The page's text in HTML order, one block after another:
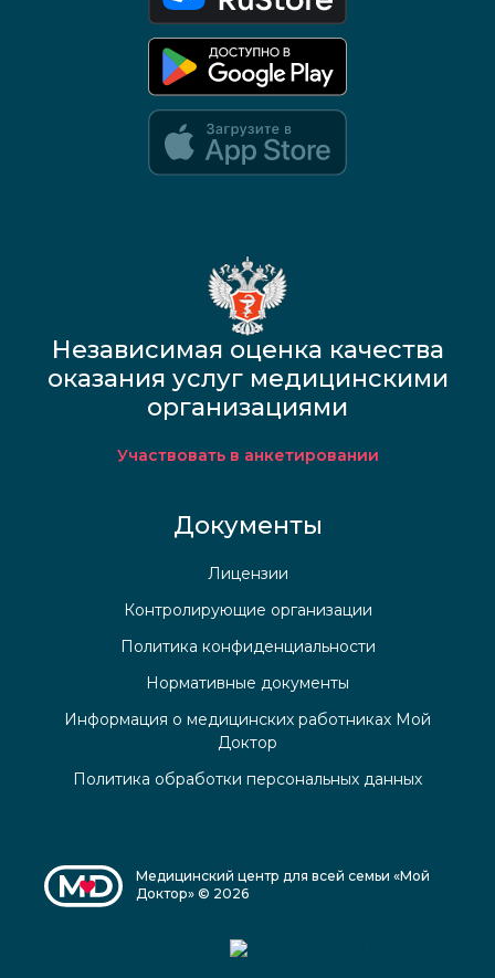
Независимая оценка качества
оказания услуг медицинскими
организациями
Участвовать в анкетировании
Документы
Лицензии
Контролирующие организации
Политика конфиденциальности
Нормативные документы
Информация о медицинских работниках Мой
Доктор
Политика обработки персональных данных
Медицинский центр для всей семьи «Мой
Доктор» © 2026